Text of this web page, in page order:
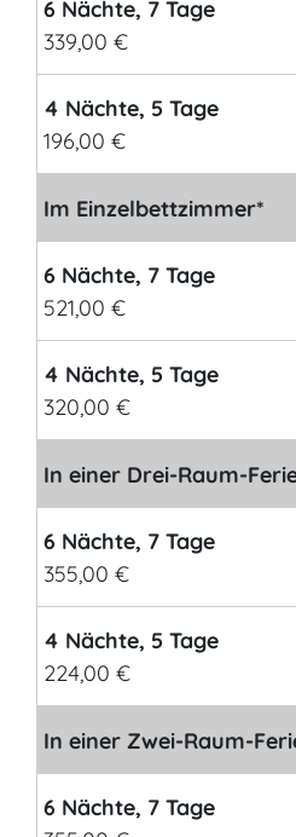
6 Nächte, 7 Tage
339,00 €
4 Nächte, 5 Tage
196,00 €
Im Einzelbettzimmer*
6 Nächte, 7 Tage
521,00 €
4 Nächte, 5 Tage
320,00 €
In einer Drei-Raum-
6 Nächte, 7 Tage
355,00 €
4 Nächte, 5 Tage
224,00 €
In einer Zwei-Raum-
6 Nächte, 7 Tage